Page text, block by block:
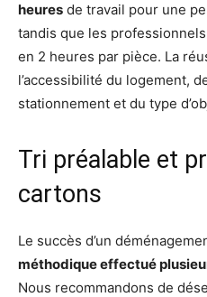
heures de travail pour une
tandis que les
en 2 heures par pièce. La
l’accessibilité du logement,
stationnement et du type
Tri préalable et
cartons
Le succès d’un
méthodique effectué
Nous recommandons de